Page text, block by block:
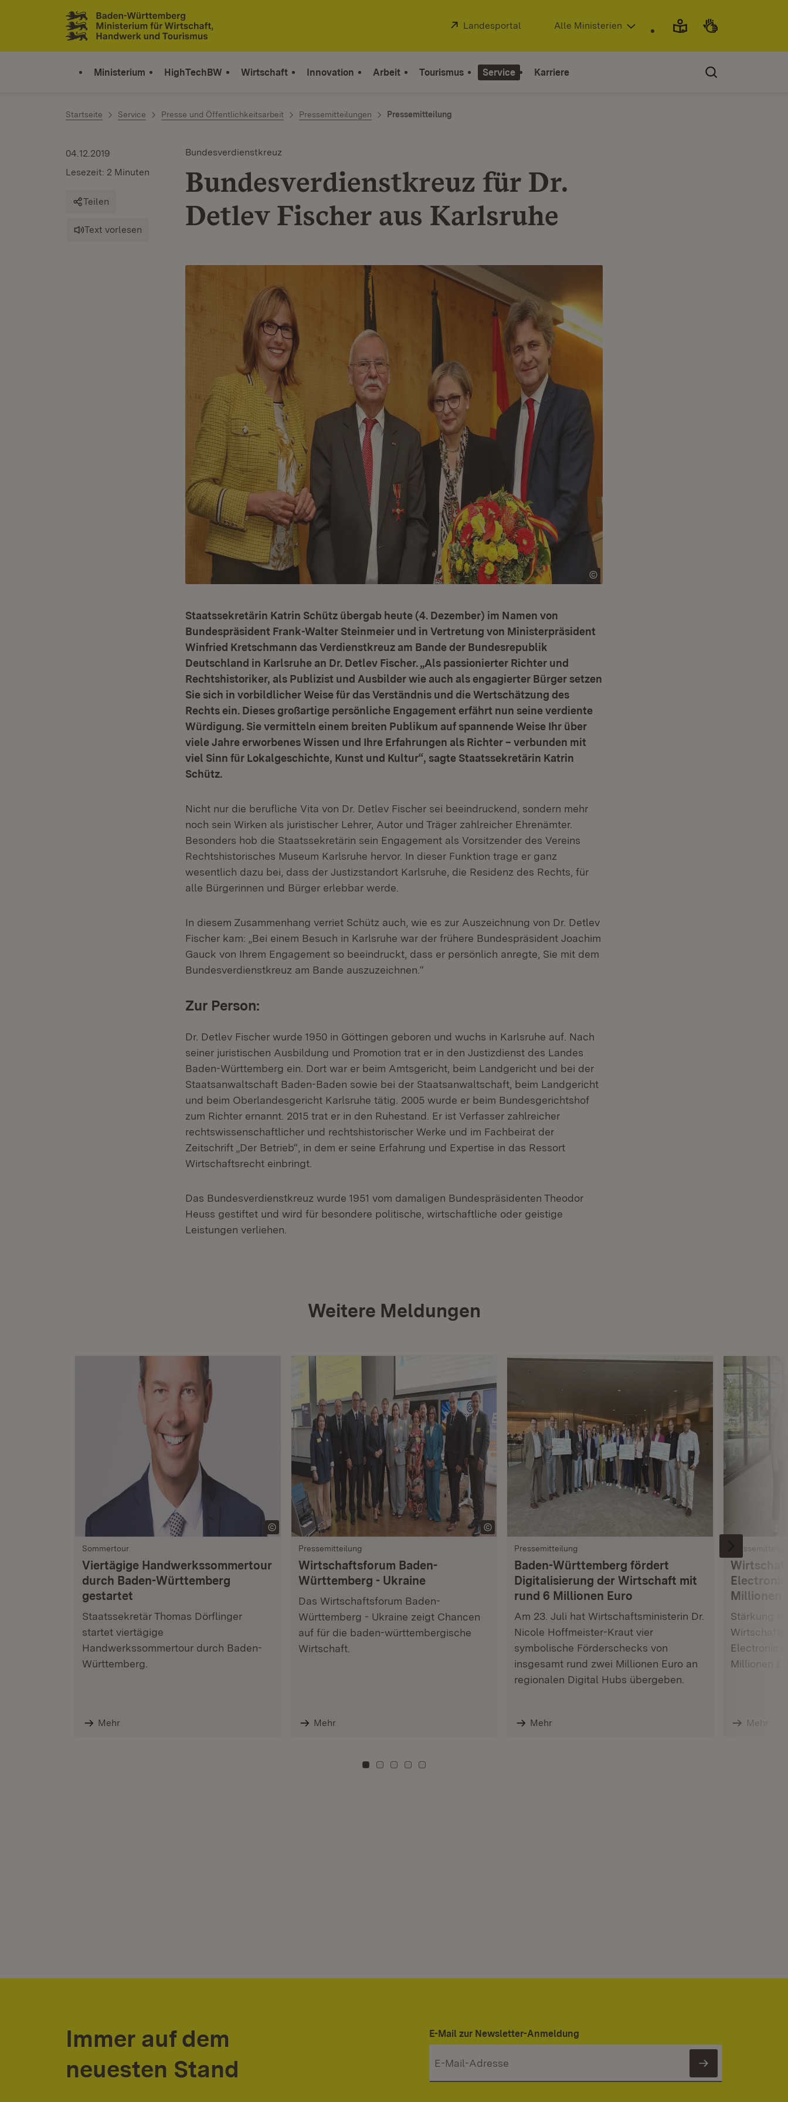
Zum Inhalt springen
Link zur Startseite
Extern:
Landesportal (Öffnet in neuem Fenster)
Alle Ministerien
Ministerium HighTechBW Wirtschaft Innovation Arbeit Tourismus Service Karriere
Startseite Service Presse und Öffentlichkeitsarbeit Pressemitteilungen Pressemitteilung
Bundesverdienstkreuz
Bundesverdienstkreuz für Dr.
Detlev Fischer aus Karlsruhe
04.12.2019
Lesezeit: 2 Minuten
Teilen
Text vorlesen
Staatssekretärin Katrin Schütz übergab heute (4. Dezember) im Namen von
Bundespräsident Frank-Walter Steinmeier und in Vertretung von Ministerpräsident
Winfried Kretschmann das Verdienstkreuz am Bande der Bundesrepublik
Deutschland in Karlsruhe an Dr. Detlev Fischer. „Als passionierter Richter und
Rechtshistoriker, als Publizist und Ausbilder wie auch als engagierter Bürger setzen
Sie sich in vorbildlicher Weise für das Verständnis und die Wertschätzung des
Rechts ein. Dieses großartige persönliche Engagement erfährt nun seine verdiente
Würdigung. Sie vermitteln einem breiten Publikum auf spannende Weise Ihr über
viele Jahre erworbenes Wissen und Ihre Erfahrungen als Richter – verbunden mit
viel Sinn für Lokalgeschichte, Kunst und Kultur“, sagte Staatssekretärin Katrin
Schütz.
Nicht nur die berufliche Vita von Dr. Detlev Fischer sei beeindruckend, sondern mehr
noch sein Wirken als juristischer Lehrer, Autor und Träger zahlreicher Ehrenämter.
Besonders hob die Staatssekretärin sein Engagement als Vorsitzender des Vereins
Rechtshistorisches Museum Karlsruhe hervor. In dieser Funktion trage er ganz
wesentlich dazu bei, dass der Justizstandort Karlsruhe, die Residenz des Rechts, für
alle Bürgerinnen und Bürger erlebbar werde.
In diesem Zusammenhang verriet Schütz auch, wie es zur Auszeichnung von Dr. Detlev
Fischer kam: „Bei einem Besuch in Karlsruhe war der frühere Bundespräsident Joachim
Gauck von Ihrem Engagement so beeindruckt, dass er persönlich anregte, Sie mit dem
Bundesverdienstkreuz am Bande auszuzeichnen.“
Zur Person:
Dr. Detlev Fischer wurde 1950 in Göttingen geboren und wuchs in Karlsruhe auf. Nach
seiner juristischen Ausbildung und Promotion trat er in den Justizdienst des Landes
Baden-Württemberg ein. Dort war er beim Amtsgericht, beim Landgericht und bei der
Staatsanwaltschaft Baden-Baden sowie bei der Staatsanwaltschaft, beim Landgericht
und beim Oberlandesgericht Karlsruhe tätig. 2005 wurde er beim Bundesgerichtshof
zum Richter ernannt. 2015 trat er in den Ruhestand. Er ist Verfasser zahlreicher
rechtswissenschaftlicher und rechtshistorischer Werke und im Fachbeirat der
Zeitschrift „Der Betrieb“, in dem er seine Erfahrung und Expertise in das Ressort
Wirtschaftsrecht einbringt.
Das Bundesverdienstkreuz wurde 1951 vom damaligen Bundespräsidenten Theodor
Heuss gestiftet und wird für besondere politische, wirtschaftliche oder geistige
Leistungen verliehen.
Weitere Meldungen
Sommertour
Viertägige Handwerkssommertour
durch Baden-Württemberg
gestartet
Staatssekretär Thomas Dörflinger
startet viertägige
Handwerkssommertour durch Baden-
Württemberg.
Mehr
Pressemitteilung
Wirtschaftsforum Baden-
Württemberg - Ukraine
Das Wirtschaftsforum Baden-
Württemberg - Ukraine zeigt Chancen
auf für die baden-württembergische
Wirtschaft.
Mehr
Pressemitteilung
Baden-Württemberg fördert
Digitalisierung der Wirtschaft mit
rund 6 Millionen Euro
Am 23. Juli hat Wirtschaftsministerin Dr.
Nicole Hoffmeister-Kraut vier
symbolische Förderschecks von
insgesamt rund zwei Millionen Euro an
regionalen Digital Hubs übergeben.
Mehr
Millionen
Stärkung
Electronic
Millionen
Mehr
Zu Kachel: 0
Zu Kachel: 3
Zu Kachel: 6
Zu Kachel: 9
Zu Kachel: 12
Immer auf dem
neuesten Stand
E-Mail zur Newsletter-Anmeldung
Newsletter